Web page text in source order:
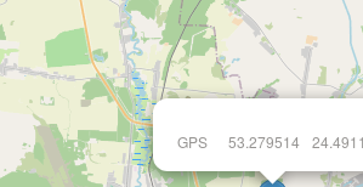
GPS 53.279514 24.4911